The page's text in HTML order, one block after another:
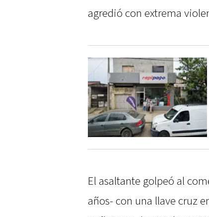
agredió con extrema
El asaltante golpeó al
años- con una llave cruz